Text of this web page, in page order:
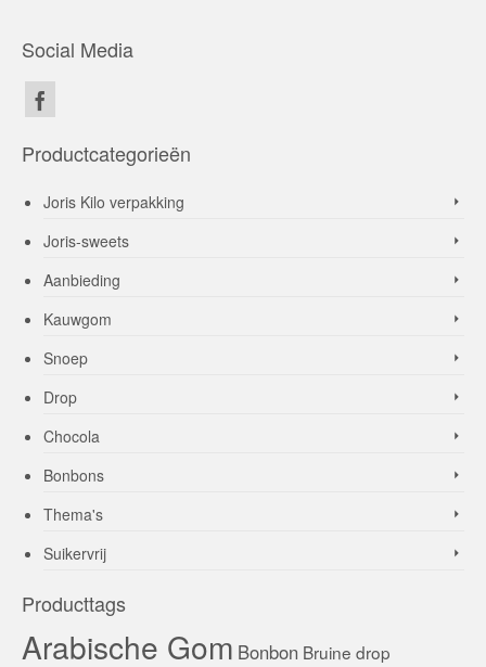
Social Media
Productcategorieën
Joris Kilo verpakking
Joris-sweets
Aanbieding
Kauwgom
Snoep
Drop
Chocola
Bonbons
Thema's
Suikervrij
Producttags
Arabische Gom Bonbon Bruine drop